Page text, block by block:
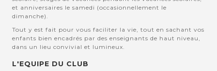
et anniversaires le samedi (occasionnellement le
dimanche).
Tout y est fait pour vous faciliter la vie, tout en sachant vos
enfants bien encadrés par des enseignants de haut niveau,
dans un lieu convivial et lumineux.
L'EQUIPE DU CLUB